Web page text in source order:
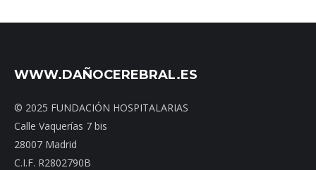
WWW.DAÑOCEREBRAL.ES
© 2025 FUNDACIÓN HOSPITALARIAS
Calle Vaquerías 7 bis
28007 Madrid
C.I.F. R2802790B